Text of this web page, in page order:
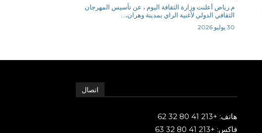
م.رياض أعلنت وزارة الثقافة اليوم ، عن تأسيس المهرجان
الثقافي الدولي لأغنية الراي بمدينة وهران،...
30 يوليو 2026
اتصال
هاتف: +213 41 80 32 62
فاكس: +213 41 80 32 63